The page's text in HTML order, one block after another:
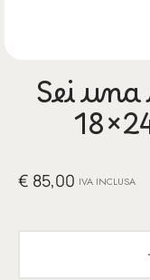
Sei
€ 85,00 IVA INCLUSA
pezzi unici